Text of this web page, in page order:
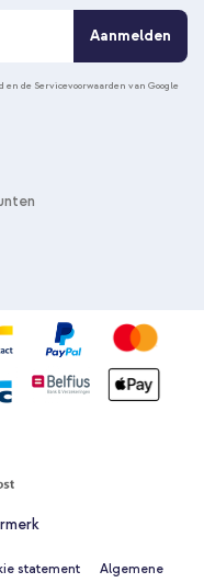
Aanmelden
en de Servicevoorwaarden van Google
statement Algemene